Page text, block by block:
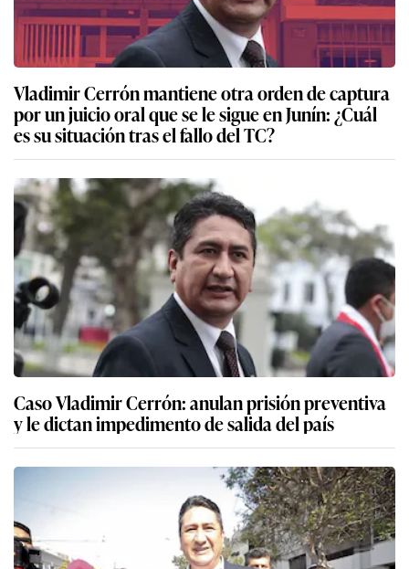
Vladimir Cerrón mantiene otra orden de captura
por un juicio oral que se le sigue en Junín: ¿Cuál
es su situación tras el fallo del TC?
Caso Vladimir Cerrón: anulan prisión preventiva
y le dictan impedimento de salida del país